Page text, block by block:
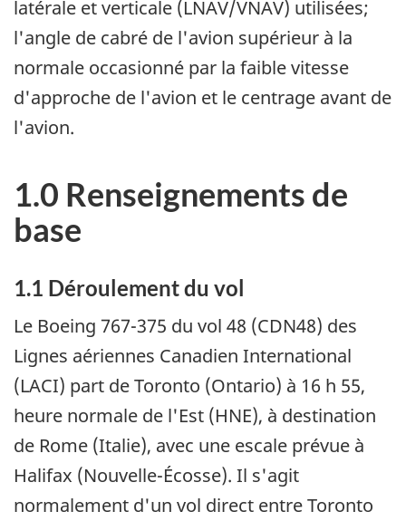
latérale et verticale (LNAV/VNAV) utilisées;
l'angle de cabré de l'avion supérieur à la
normale occasionné par la faible vitesse
d'approche de l'avion et le centrage avant de
l'avion.
1.0 Renseignements de
base
1.1 Déroulement du vol
Le Boeing 767-375 du vol 48 (CDN48) des
Lignes aériennes Canadien International
(LACI) part de Toronto (Ontario) à 16 h 55,
heure normale de l'Est (HNE), à destination
de Rome (Italie), avec une escale prévue à
Halifax (Nouvelle-Écosse). Il s'agit
normalement d'un vol direct entre Toronto